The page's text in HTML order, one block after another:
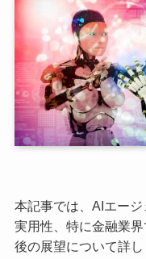
本記事では、AIエージ
実用性、特に金融業
後の展望について詳し